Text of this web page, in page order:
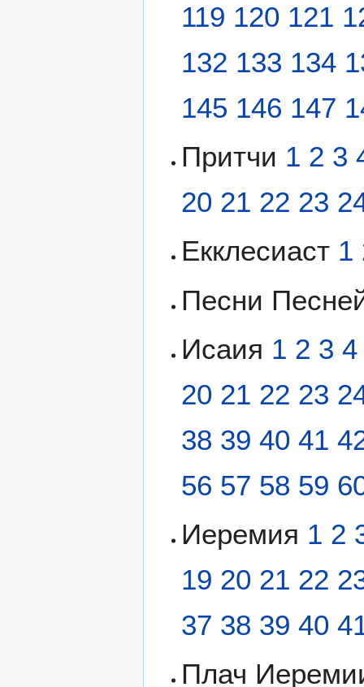
119 120 121
132 133 134
145 146 147
Притчи 1 2 3
20 21 22 23
Екклесиаст 1
Песни
Исаия 1 2 3 4
20 21 22 23
38 39 40 41
56 57 58 59
Иеремия 1 2
19 20 21 22
37 38 39 40
Плач